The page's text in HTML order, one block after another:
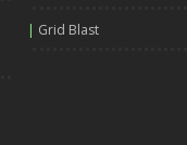
| Grid Blast